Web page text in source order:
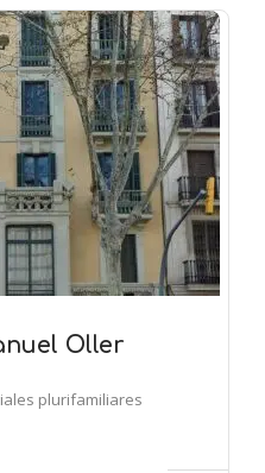
Oller
plurifamiliares